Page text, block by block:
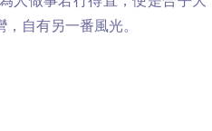
自有另一番風光。